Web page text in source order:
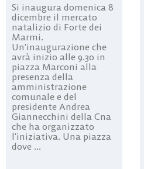
Si inaugura domenica 8
dicembre il mercato
natalizio di Forte dei
Marmi.
Un’inaugurazione che
avrà inizio alle 9.30 in
piazza Marconi alla
presenza della
amministrazione
comunale e del
presidente Andrea
Giannecchini della Cna
che ha organizzato
l’iniziativa. Una piazza
dove ...